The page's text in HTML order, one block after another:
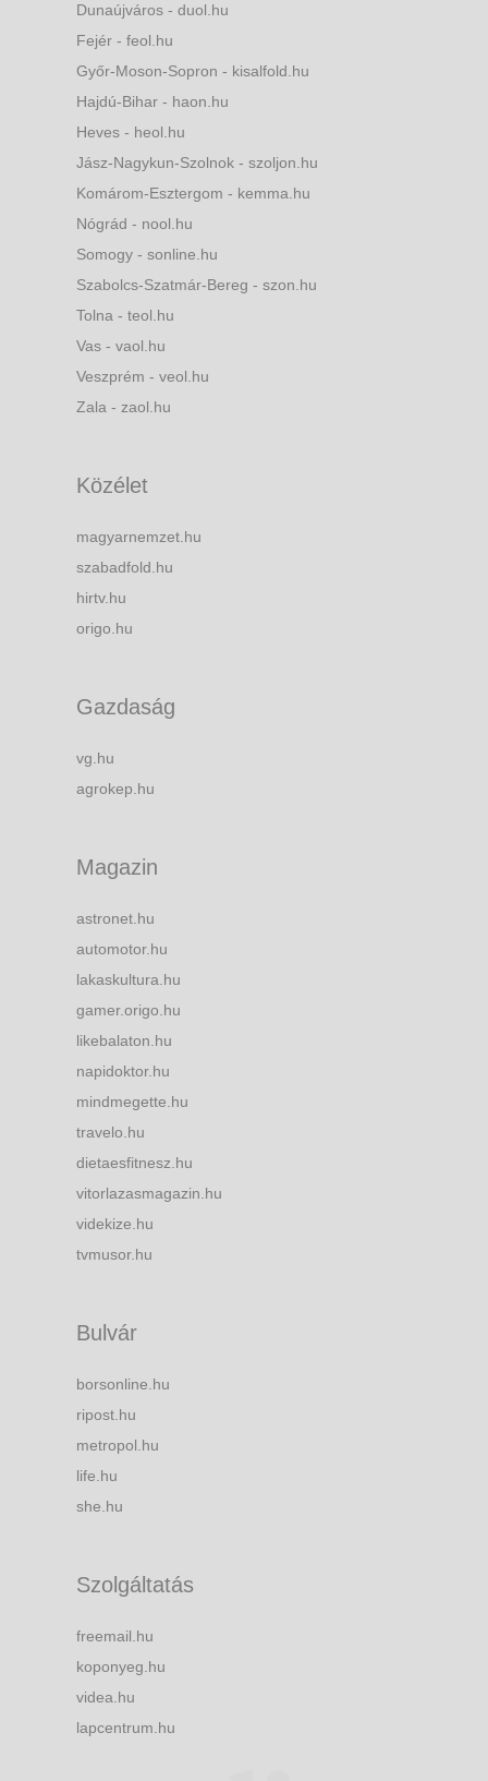
Dunaújváros - duol.hu
Fejér - feol.hu
Győr-Moson-Sopron - kisalfold.hu
Hajdú-Bihar - haon.hu
Heves - heol.hu
Jász-Nagykun-Szolnok - szoljon.hu
Komárom-Esztergom - kemma.hu
Nógrád - nool.hu
Somogy - sonline.hu
Szabolcs-Szatmár-Bereg - szon.hu
Tolna - teol.hu
Vas - vaol.hu
Veszprém - veol.hu
Zala - zaol.hu
Közélet
magyarnemzet.hu
szabadfold.hu
hirtv.hu
origo.hu
Gazdaság
vg.hu
agrokep.hu
Magazin
astronet.hu
automotor.hu
lakaskultura.hu
gamer.origo.hu
likebalaton.hu
napidoktor.hu
mindmegette.hu
travelo.hu
dietaesfitnesz.hu
vitorlazasmagazin.hu
videkize.hu
tvmusor.hu
Bulvár
borsonline.hu
ripost.hu
metropol.hu
life.hu
she.hu
Szolgáltatás
freemail.hu
koponyeg.hu
videa.hu
lapcentrum.hu